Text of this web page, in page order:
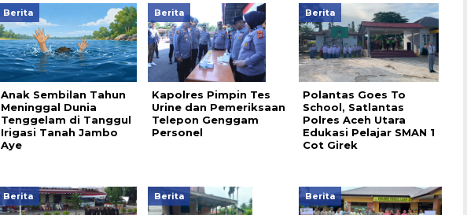
Berita
Anak Sembilan Tahun
Meninggal Dunia
Tenggelam di Tanggul
Irigasi Tanah Jambo
Aye
Berita
Kapolres Pimpin Tes
Urine dan Pemeriksaan
Telepon Genggam
Personel
Berita
Polantas Goes To
School, Satlantas
Polres Aceh Utara
Edukasi Pelajar SMAN 1
Cot Girek
Berita Berita Berita